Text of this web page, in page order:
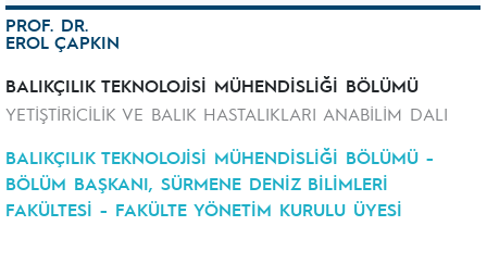
PROF. DR.
EROL ÇAPKIN
BALIKÇILIK TEKNOLOJİSİ MÜHENDİSLİĞİ BÖLÜMÜ
YETİŞTİRİCİLİK VE BALIK HASTALIKLARI ANABİLİM DALI
BALIKÇILIK TEKNOLOJİSİ MÜHENDİSLİĞİ BÖLÜMÜ -
BÖLÜM BAŞKANI, SÜRMENE DENİZ BİLİMLERİ
FAKÜLTESİ - FAKÜLTE YÖNETİM KURULU ÜYESİ